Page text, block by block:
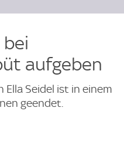
bei
aufgeben
Seidel ist in einem
geendet.